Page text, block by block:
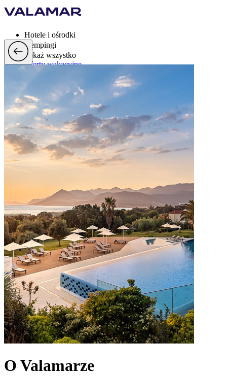
Hotele i ośrodki
Kempingi
Pokaż wszystko
Oferty wakacyjne
Valamar Rewards
Mark
Więcej
pl, EUR
O Valamarze